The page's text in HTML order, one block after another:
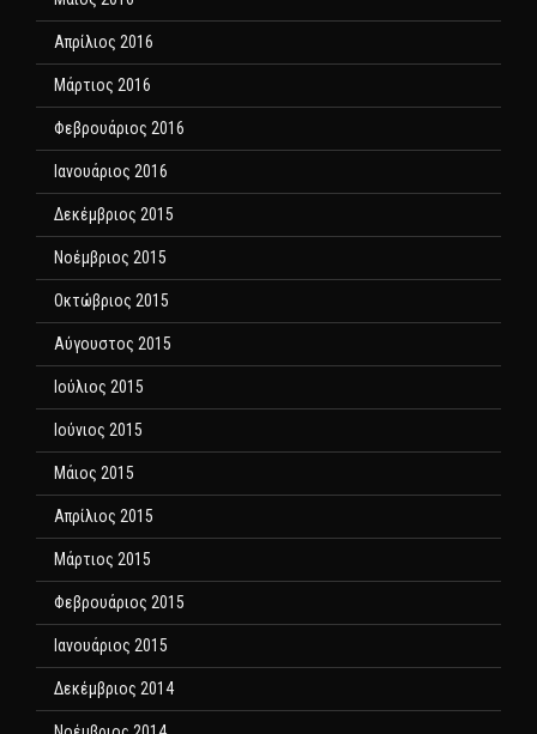
Απρίλιος 2016
Μάρτιος 2016
Φεβρουάριος 2016
Ιανουάριος 2016
Δεκέμβριος 2015
Νοέμβριος 2015
Οκτώβριος 2015
Αύγουστος 2015
Ιούλιος 2015
Ιούνιος 2015
Μάιος 2015
Απρίλιος 2015
Μάρτιος 2015
Φεβρουάριος 2015
Ιανουάριος 2015
Δεκέμβριος 2014